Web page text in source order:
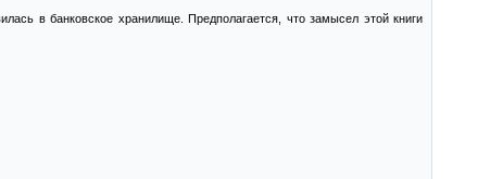
в банковское хранилище. Предполагается, что замысел этой книги